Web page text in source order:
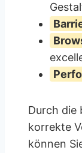
Durch die
korrekte
können